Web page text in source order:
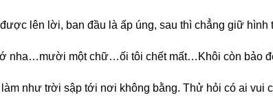
lên lời, ban đầu là ấp úng, sau thì chẳng giữ hình
nha…mười một chữ…ối tôi chết mất…Khôi còn bảo
như trời sập tới nơi không bằng. Thử hỏi có ai vui